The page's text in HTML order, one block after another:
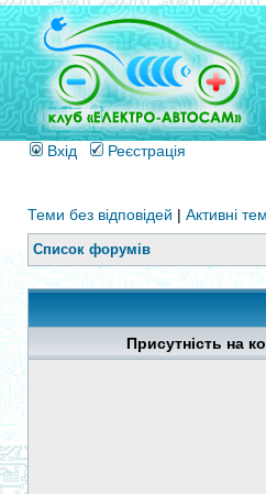
Вхід Реєстрація
Теми без відповідей | Активні
Список форумів
Присутність на